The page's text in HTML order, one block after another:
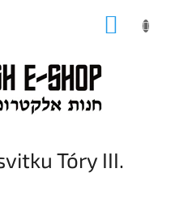
Tóry III.